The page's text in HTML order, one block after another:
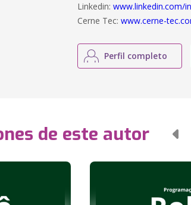
Linkedin:www.linkedin.com/
Cerne Tec:www.cerne-
Perfil completo
de este autor